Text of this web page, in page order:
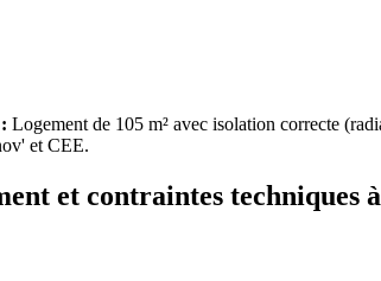
Logement de 105 m² avec isolation correcte (
et CEE.
et contraintes techniques à